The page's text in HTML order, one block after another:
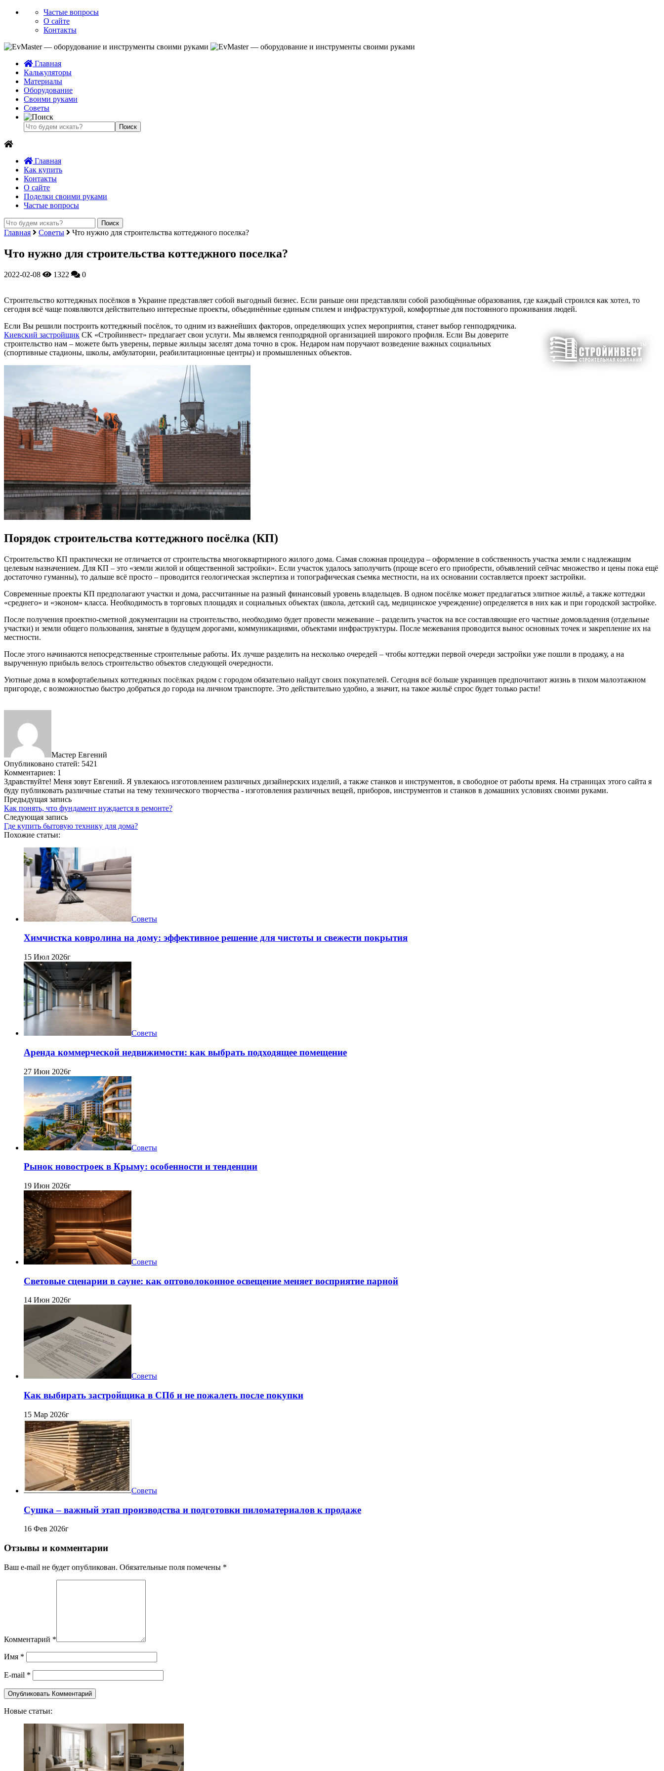
Частые вопросы
О сайте
Контакты
Главная
Калькуляторы
Материалы
Оборудование
Своими руками
Советы
Главная
Как купить
Контакты
О сайте
Поделки своими руками
Частые вопросы
Главная Советы Что нужно для строительства коттеджного поселка?
Что нужно для строительства коттеджного поселка?
2022-02-08 1322 0
Строительство коттеджных посёлков в Украине представляет собой выгодный бизнес. Если раньше они представляли собой разобщённые образования, где каждый строился как хотел, то
сегодня всё чаще появляются действительно интересные проекты, объединённые единым стилем и инфраструктурой, комфортные для постоянного проживания людей.
Если Вы решили построить коттеджный посёлок, то одним из важнейших факторов, определяющих успех мероприятия, станет выбор генподрядчика.
Киевский застройщик СК «Стройинвест» предлагает свои услуги. Мы являемся генподрядной организацией широкого профиля. Если Вы доверите
строительство нам – можете быть уверены, первые жильцы заселят дома точно в срок. Недаром нам поручают возведение важных социальных
(спортивные стадионы, школы, амбулатории, реабилитационные центры) и промышленных объектов.
Порядок строительства коттеджного посёлка (КП)
Строительство КП практически не отличается от строительства многоквартирного жилого дома. Самая сложная процедура – оформление в собственность участка земли с надлежащим
целевым назначением. Для КП – это «земли жилой и общественной застройки». Если участок удалось заполучить (проще всего его приобрести, объявлений сейчас множество и цены пока ещё
достаточно гуманны), то дальше всё просто – проводится геологическая экспертиза и топографическая съемка местности, на их основании составляется проект застройки.
Современные проекты КП предполагают участки и дома, рассчитанные на разный финансовый уровень владельцев. В одном посёлке может предлагаться элитное жильё, а также коттеджи
«среднего» и «эконом» класса. Необходимость в торговых площадях и социальных объектах (школа, детский сад, медицинское учреждение) определяется в них как и при городской застройке.
После получения проектно-сметной документации на строительство, необходимо будет провести межевание – разделить участок на все составляющие его частные домовладения (отдельные
участки) и земли общего пользования, занятые в будущем дорогами, коммуникациями, объектами инфраструктуры. После межевания проводится вынос основных точек и закрепление их на
местности.
После этого начинаются непосредственные строительные работы. Их лучше разделить на несколько очередей – чтобы коттеджи первой очереди застройки уже пошли в продажу, а на
вырученную прибыль велось строительство объектов следующей очередности.
Уютные дома в комфортабельных коттеджных посёлках рядом с городом обязательно найдут своих покупателей. Сегодня всё больше украинцев предпочитают жизнь в тихом малоэтажном
пригороде, с возможностью быстро добраться до города на личном транспорте. Это действительно удобно, а значит, на такое жильё спрос будет только расти!
Мастер Евгений
Опубликовано статей: 5421
Комментариев: 1
Здравствуйте! Меня зовут Евгений. Я увлекаюсь изготовлением различных дизайнерских изделий, а также станков и инструментов, в свободное от работы время. На страницах этого сайта я
буду публиковать различные статьи на тему технического творчества - изготовления различных вещей, приборов, инструментов и станков в домашних условиях своими руками.
Предыдущая запись
Как понять, что фундамент нуждается в ремонте?
Следующая запись
Где купить бытовую технику для дома?
Похожие статьи:
Советы
Химчистка ковролина на дому: эффективное решение для чистоты и свежести покрытия
15 Июл 2026г
Советы
Аренда коммерческой недвижимости: как выбрать подходящее помещение
27 Июн 2026г
Советы
Рынок новостроек в Крыму: особенности и тенденции
19 Июн 2026г
Советы
Световые сценарии в сауне: как оптоволоконное освещение меняет восприятие парной
14 Июн 2026г
Советы
Как выбирать застройщика в СПб и не пожалеть после покупки
15 Мар 2026г
Советы
Сушка – важный этап производства и подготовки пиломатериалов к продаже
16 Фев 2026г
Отзывы и комментарии
Ваш e-mail не будет опубликован. Обязательные поля помечены *
Комментарий *
Имя *
E-mail *
Новые статьи: